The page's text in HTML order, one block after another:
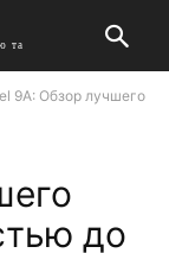
та
9A: Обзор лучшего
до